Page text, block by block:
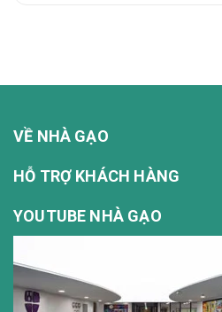
VỀ NHÀ GẠO
HỖ TRỢ KHÁCH HÀNG
YOUTUBE NHÀ GẠO